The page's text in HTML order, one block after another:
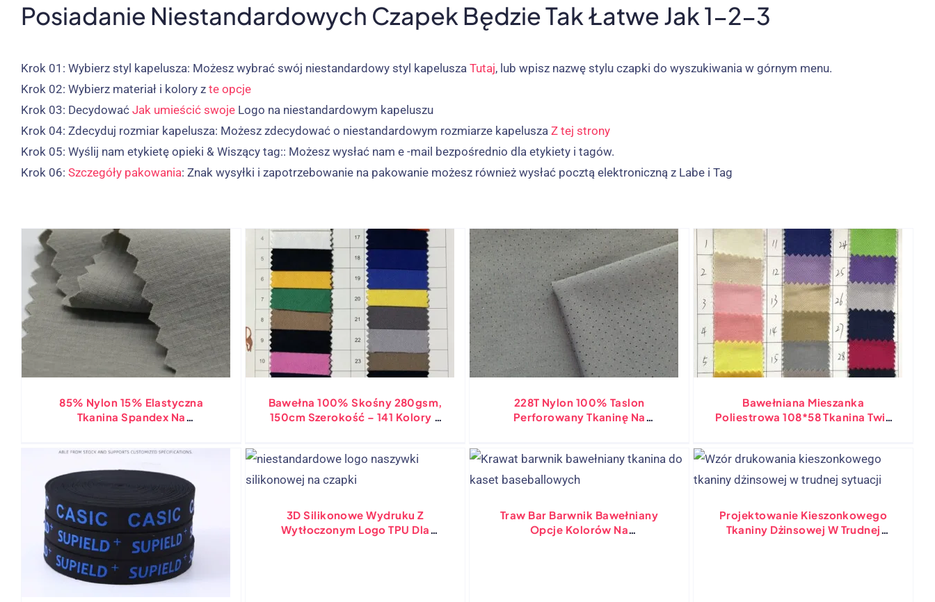
Posiadanie Niestandardowych Czapek Będzie Tak Łatwe Jak 1-2-3
Krok 01: Wybierz styl kapelusza: Możesz wybrać swój niestandardowy styl kapelusza Tutaj, lub wpisz nazwę stylu czapki do wyszukiwania w górnym menu.
Krok 02: Wybierz materiał i kolory z te opcje
Krok 03: Decydować Jak umieścić swoje Logo na niestandardowym kapeluszu
Krok 04: Zdecyduj rozmiar kapelusza: Możesz zdecydować o niestandardowym rozmiarze kapelusza Z tej strony
Krok 05: Wyślij nam etykietę opieki & Wiszący tag:: Możesz wysłać nam e -mail bezpośrednio dla etykiety i tagów.
Krok 06: Szczegóły pakowania: Znak wysyłki i zapotrzebowanie na pakowanie możesz również wysłać pocztą elektroniczną z Labe i Tag
85% Nylon 15% Elastyczna
Tkanina Spandex Na
Czapkę Melin, Rozciągającą Się W
Bawełna 100% Skośny 280gsm,
150cm Szerokość – 141 Kolory -
228T Nylon 100% Taslon
Perforowany Tkaninę Na
Bawełniana Mieszanka
Poliestrowa 108*58 Tkanina Twill
3D Silikonowe Wydruku Z
Wytłoczonym Logo TPU Dla
Traw Bar Barwnik Bawełniany
Opcje Kolorów Na
Projektowanie Kieszonkowego
Tkaniny Dżinsowej W Trudnej